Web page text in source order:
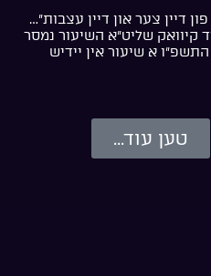
דיין צער און דיין עצבות”…
קיוואק שליט”א השיעור נמסר
א שיעור אין יידיש
טען עוד...